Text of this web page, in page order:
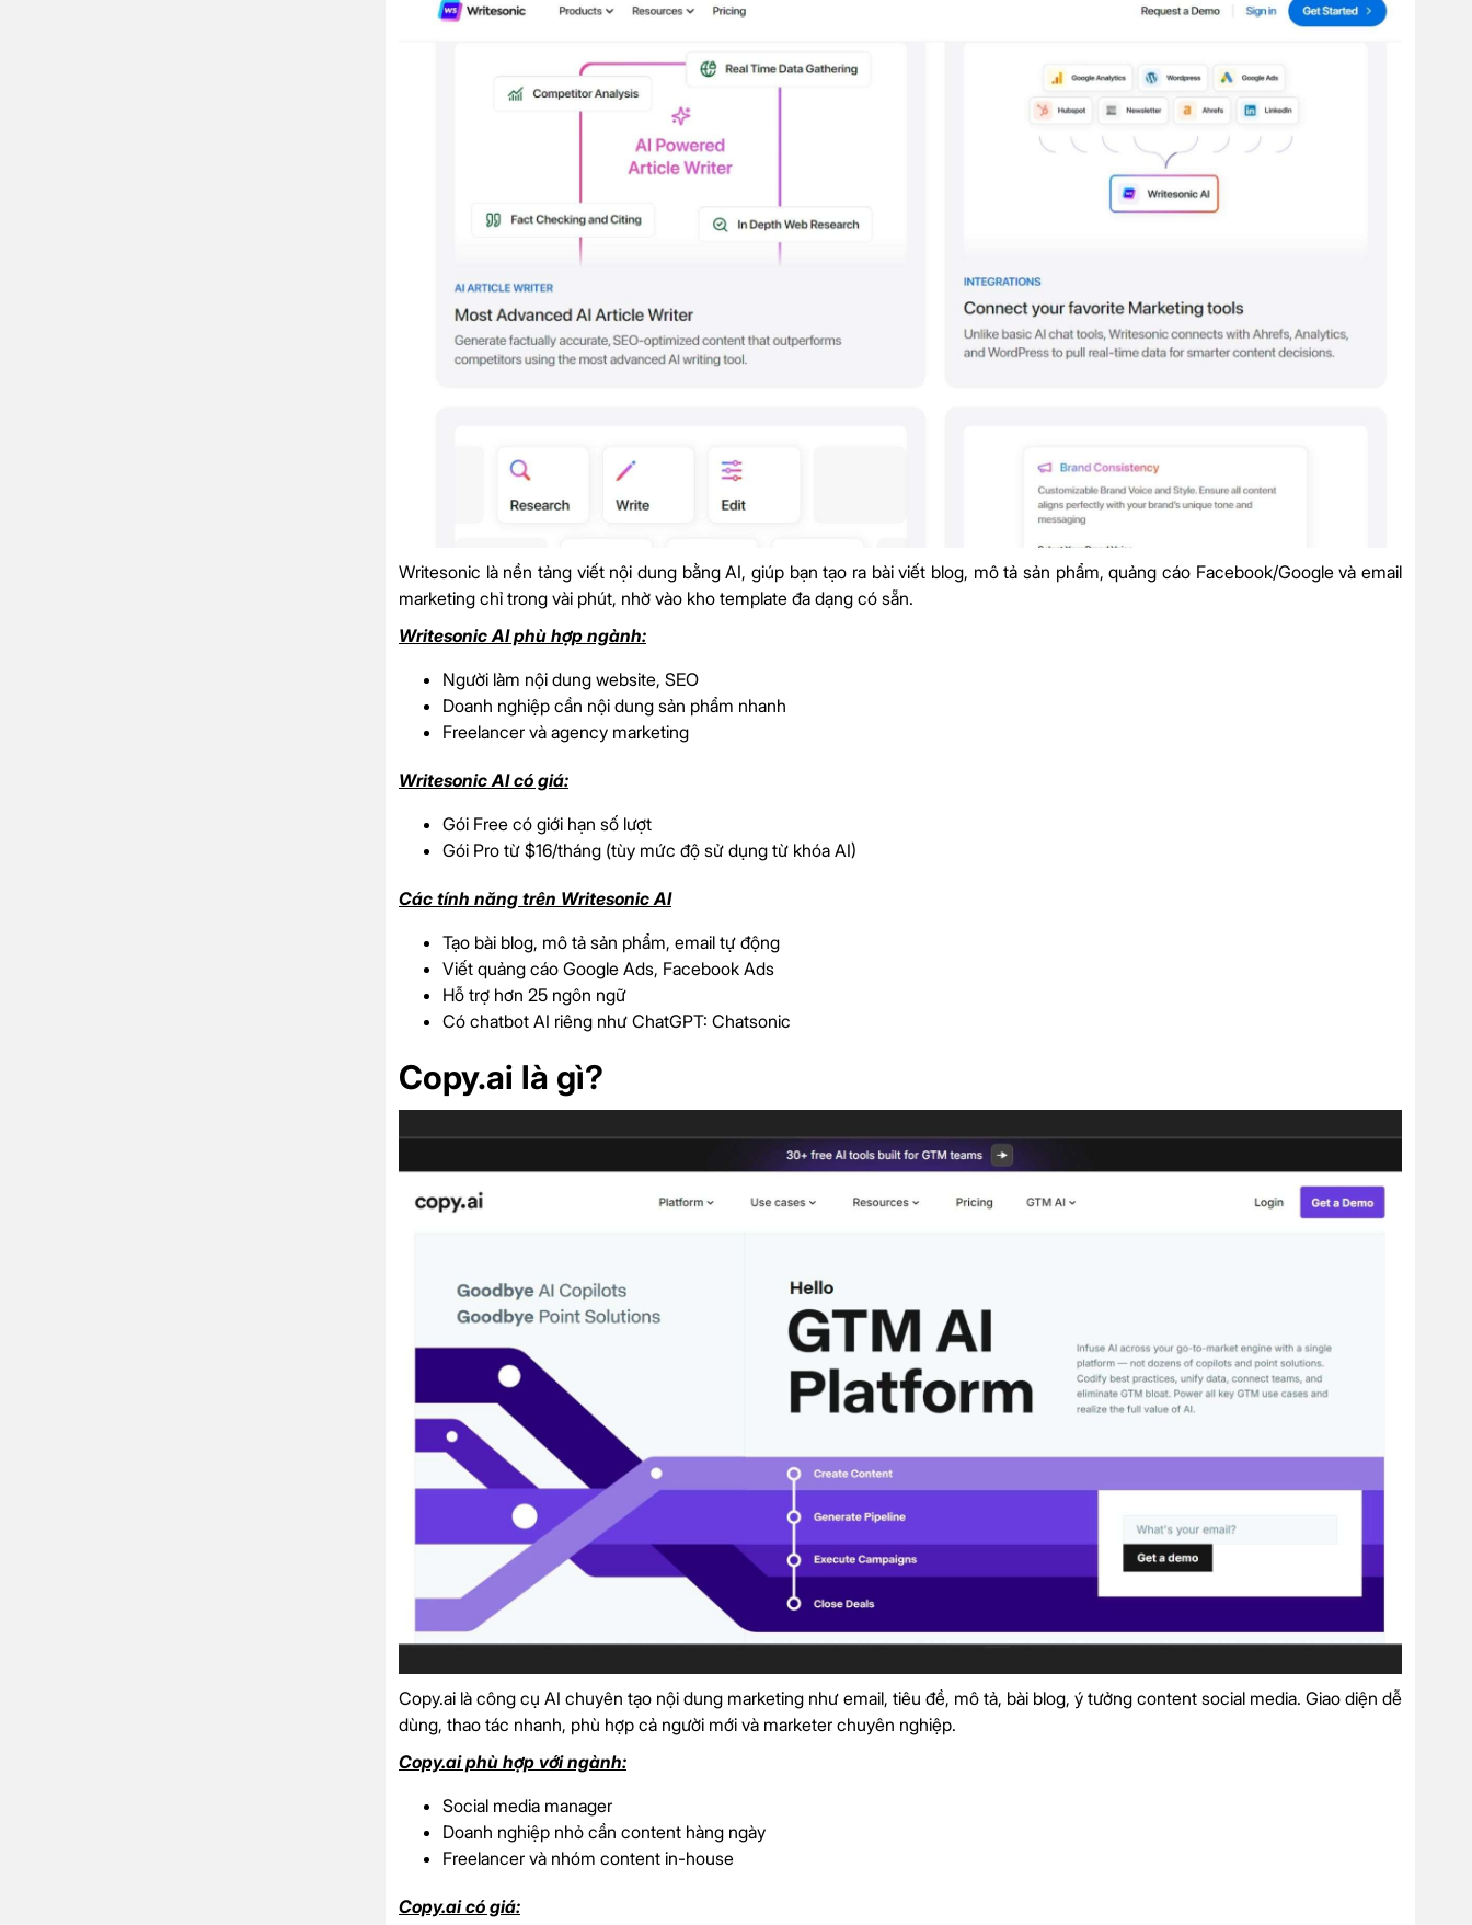
Writesonic là nền tảng viết nội dung bằng AI, giúp bạn tạo ra bài viết blog, mô tả sản phẩm, quảng cáo Facebook/Google và email
marketing chỉ trong vài phút, nhờ vào kho template đa dạng có sẵn.
Writesonic AI phù hợp ngành:
Người làm nội dung website, SEO
Doanh nghiệp cần nội dung sản phẩm nhanh
Freelancer và agency marketing
Writesonic AI có giá:
Gói Free có giới hạn số lượt
Gói Pro từ $16/tháng (tùy mức độ sử dụng từ khóa AI)
Các tính năng trên Writesonic AI
Tạo bài blog, mô tả sản phẩm, email tự động
Viết quảng cáo Google Ads, Facebook Ads
Hỗ trợ hơn 25 ngôn ngữ
Có chatbot AI riêng như ChatGPT: Chatsonic
Copy.ai là gì?
Copy.ai là công cụ AI chuyên tạo nội dung marketing như email, tiêu đề, mô tả, bài blog, ý tưởng content social media. Giao diện dễ
dùng, thao tác nhanh, phù hợp cả người mới và marketer chuyên nghiệp.
Copy.ai phù hợp với ngành:
Social media manager
Doanh nghiệp nhỏ cần content hàng ngày
Freelancer và nhóm content in-house
Copy.ai có giá: